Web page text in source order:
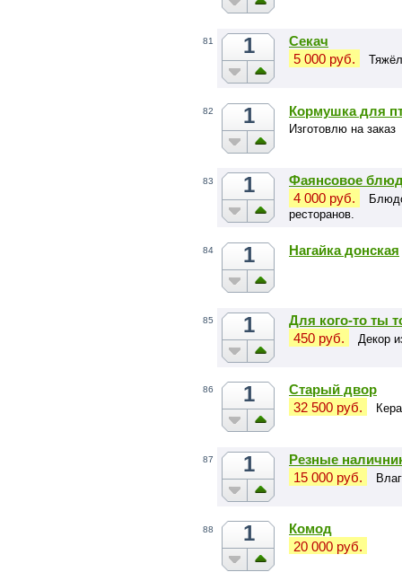
81 1
Секач
5 000 руб.
82 1 Кормушка для
Изготовлю на заказ
83 1
Фаянсовое
4 000 руб.
ресторанов.
84 1 Нагайка донская
85 1
Для кого-то ты
450 руб.
Декор
86 1
Старый двор
32 500 руб.
87 1
Резные
15 000 руб.
88 1
Комод
20 000 руб.